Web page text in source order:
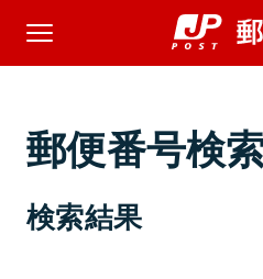
郵便番号検
検索結果